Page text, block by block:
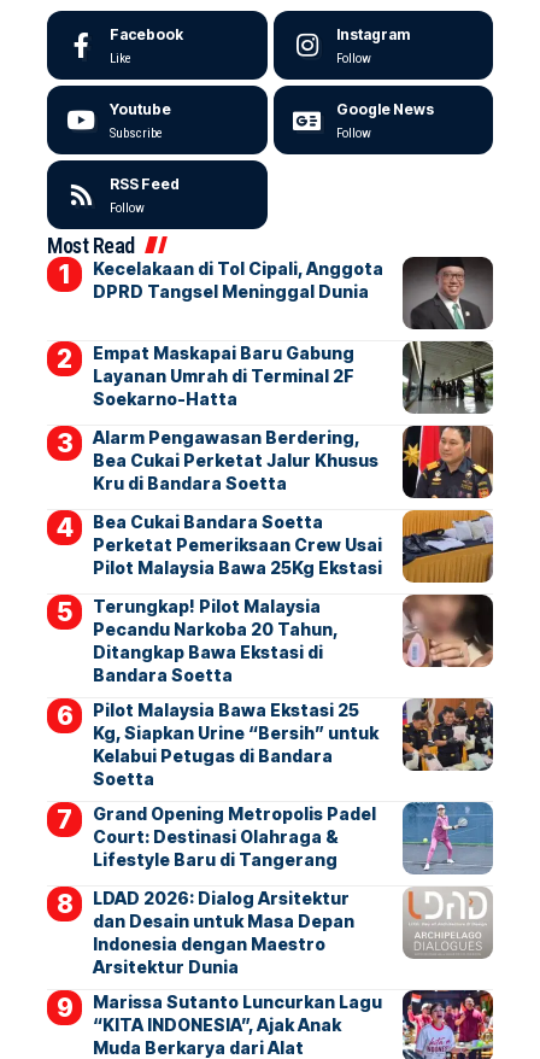
Facebook
Like
Instagram
Follow
Youtube
Subscribe
Google News
Follow
RSS Feed
Follow
Most Read
Kecelakaan di Tol Cipali, Anggota
DPRD Tangsel Meninggal Dunia
Empat Maskapai Baru Gabung
Layanan Umrah di Terminal 2F
Soekarno-Hatta
Alarm Pengawasan Berdering,
Bea Cukai Perketat Jalur Khusus
Kru di Bandara Soetta
Bea Cukai Bandara Soetta
Perketat Pemeriksaan Crew Usai
Pilot Malaysia Bawa 25Kg Ekstasi
Terungkap! Pilot Malaysia
Pecandu Narkoba 20 Tahun,
Ditangkap Bawa Ekstasi di
Bandara Soetta
Pilot Malaysia Bawa Ekstasi 25
Kg, Siapkan Urine “Bersih” untuk
Kelabui Petugas di Bandara
Soetta
Grand Opening Metropolis Padel
Court: Destinasi Olahraga &
Lifestyle Baru di Tangerang
LDAD 2026: Dialog Arsitektur
dan Desain untuk Masa Depan
Indonesia dengan Maestro
Arsitektur Dunia
Marissa Sutanto Luncurkan Lagu
“KITA INDONESIA”, Ajak Anak
Muda Berkarya dari Alat